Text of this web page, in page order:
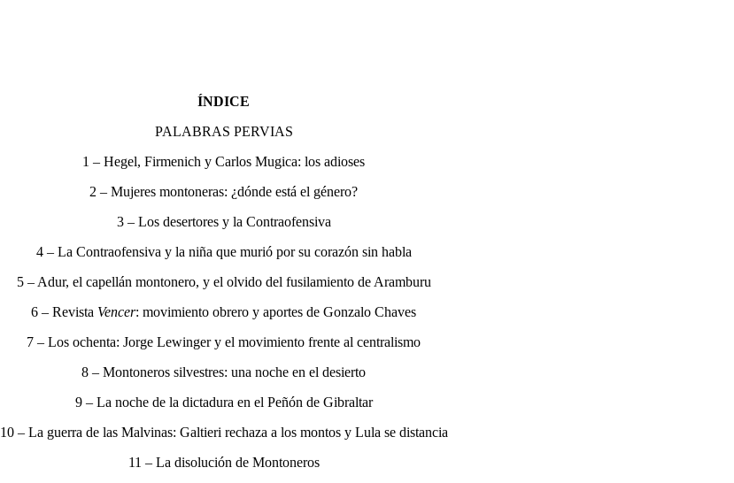
ÍNDICE
PALABRAS PERVIAS
1 – Hegel, Firmenich y Carlos Mugica: los adioses
2 – Mujeres montoneras: ¿dónde está el género?
3 – Los desertores y la Contraofensiva
4 – La Contraofensiva y la niña que murió por su corazón sin habla
5 – Adur, el capellán montonero, y el olvido del fusilamiento de Aramburu
6 – Revista Vencer: movimiento obrero y aportes de Gonzalo Chaves
7 – Los ochenta: Jorge Lewinger y el movimiento frente al centralismo
8 – Montoneros silvestres: una noche en el desierto
9 – La noche de la dictadura en el Peñón de Gibraltar
10 – La guerra de las Malvinas: Galtieri rechaza a los montos y Lula se distancia
11 – La disolución de Montoneros